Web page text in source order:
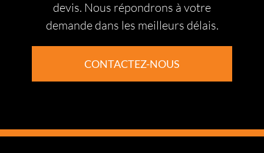
devis. Nous répondrons à votre
demande dans les meilleurs délais.
CONTACTEZ-NOUS